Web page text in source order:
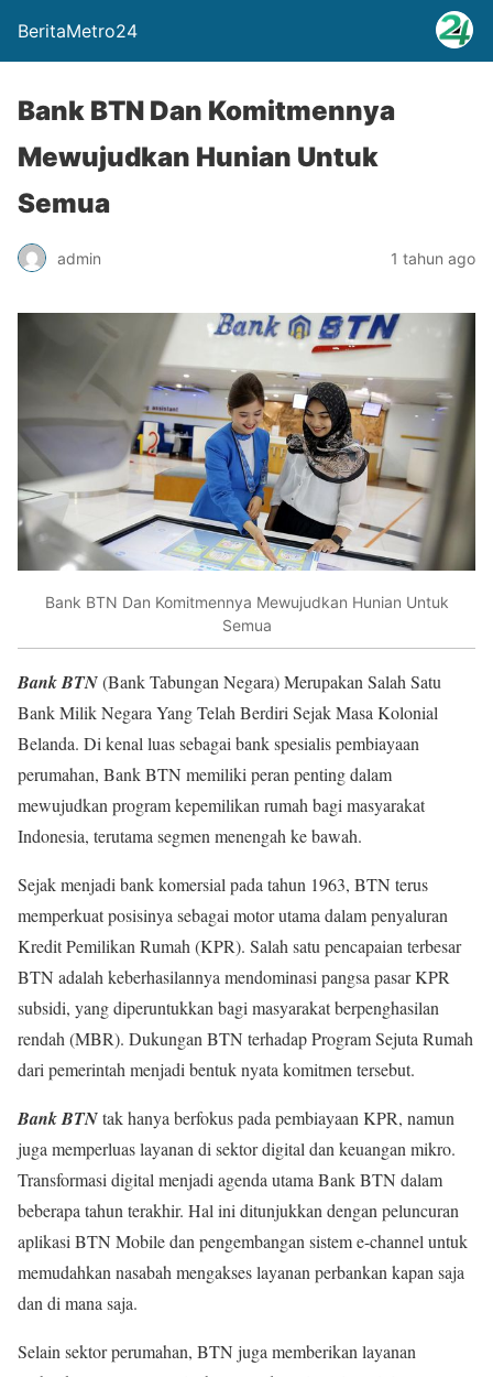
BeritaMetro24
Bank BTN Dan Komitmennya
Mewujudkan Hunian Untuk
Semua
admin 1 tahun ago
Bank BTN Dan Komitmennya Mewujudkan Hunian Untuk
Semua
Bank BTN(Bank Tabungan Negara) Merupakan Salah Satu
Bank Milik Negara Yang Telah Berdiri Sejak Masa Kolonial
Belanda. Di kenal luas sebagai bank spesialis pembiayaan
perumahan, Bank BTN memiliki peran penting dalam
mewujudkan program kepemilikan rumah bagi masyarakat
Indonesia, terutama segmen menengah ke bawah.
Sejak menjadi bank komersial pada tahun 1963, BTN terus
memperkuat posisinya sebagai motor utama dalam penyaluran
Kredit Pemilikan Rumah (KPR). Salah satu pencapaian terbesar
BTN adalah keberhasilannya mendominasi pangsa pasar KPR
subsidi, yang diperuntukkan bagi masyarakat berpenghasilan
rendah (MBR). Dukungan BTN terhadap Program Sejuta Rumah
dari pemerintah menjadi bentuk nyata komitmen tersebut.
Bank BTNtak hanya berfokus pada pembiayaan KPR, namun
juga memperluas layanan di sektor digital dan keuangan mikro.
Transformasi digital menjadi agenda utama Bank BTN dalam
beberapa tahun terakhir. Hal ini ditunjukkan dengan peluncuran
aplikasi BTN Mobile dan pengembangan sistem e-channel untuk
memudahkan nasabah mengakses layanan perbankan kapan saja
dan di mana saja.
Selain sektor perumahan, BTN juga memberikan layanan